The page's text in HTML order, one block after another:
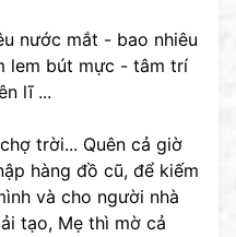
nước mắt - bao nhiêu
lem bút mực - tâm trí
lĩ ...
trời... Quên cả giờ
hàng đồ cũ, để kiếm
và cho người nhà
tạo, Mẹ thì mờ cả